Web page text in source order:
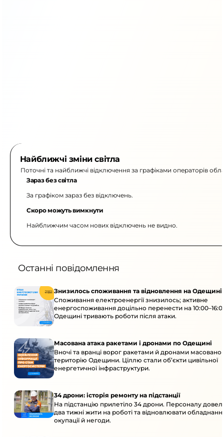
Найближчі зміни світла
Поточні та найближчі відключення за графіками операторів
Зараз без світла
За графіком зараз без відключень.
Скоро можуть вимкнути
Найближчим часом нових відключень не видно.
Останні повідомлення
Знизилось споживання та відновлення на Одещині
Споживання електроенергії знизилось; активне
енергоспоживання доцільно перенести на
Одещині тривають роботи після атаки.
Масована атака ракетами і дронами по Одещині
Вночі та вранці ворог ракетами й дронами масовано
територію Одещини. Ціллю стали об’єкти цивільної
енергетичної інфраструктури.
34 дрони: історія ремонту на підстанції
На підстанцію прилетіло 34 дрони. Персоналу
два тижні жити на роботі та відновлювати
окупації й негоди.